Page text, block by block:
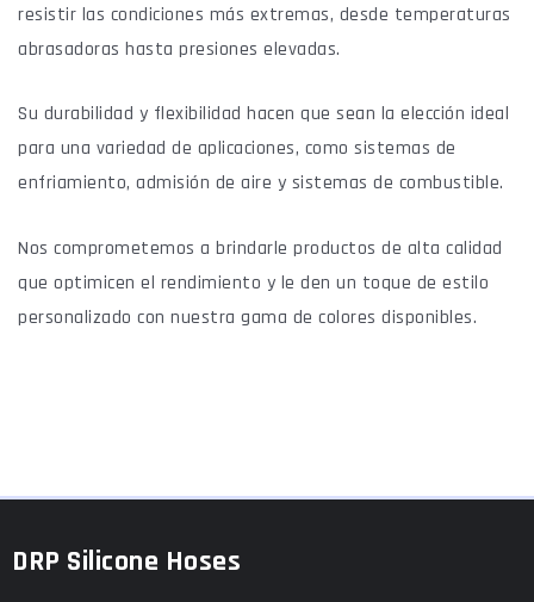
resistir las condiciones más extremas, desde temperaturas
abrasadoras hasta presiones elevadas.
Su durabilidad y flexibilidad hacen que sean la elección ideal
para una variedad de aplicaciones, como sistemas de
enfriamiento, admisión de aire y sistemas de combustible.
Nos comprometemos a brindarle productos de alta calidad
que optimicen el rendimiento y le den un toque de estilo
personalizado con nuestra gama de colores disponibles.
DRP Silicone Hoses